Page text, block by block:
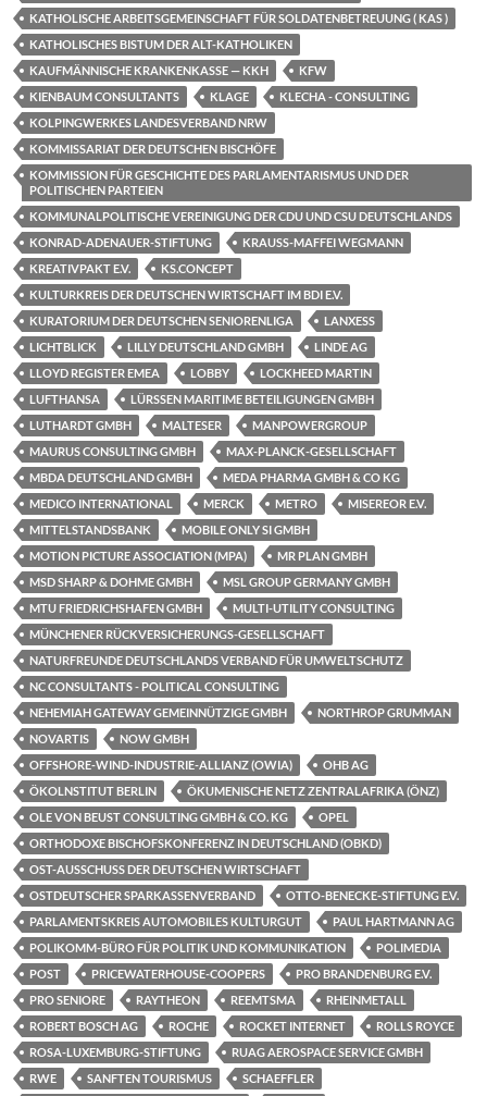
KATHOLISCHE ARBEITSGEMEINSCHAFT FÜR SOLDATENBETREUUNG ( KAS )
KATHOLISCHES BISTUM DER ALT-KATHOLIKEN
KAUFMÄNNISCHE KRANKENKASSE — KKH
KFW
KIENBAUM CONSULTANTS
KLAGE
KLECHA - CONSULTING
KOLPINGWERKES LANDESVERBAND NRW
KOMMISSARIAT DER DEUTSCHEN BISCHÖFE
KOMMISSION FÜR GESCHICHTE DES PARLAMENTARISMUS UND DER
POLITISCHEN PARTEIEN
KOMMUNALPOLITISCHE VEREINIGUNG DER CDU UND CSU DEUTSCHLANDS
KONRAD-ADENAUER-STIFTUNG
KRAUSS-MAFFEI WEGMANN
KREATIVPAKT E.V.
KS.CONCEPT
KULTURKREIS DER DEUTSCHEN WIRTSCHAFT IM BDI E.V.
KURATORIUM DER DEUTSCHEN SENIORENLIGA
LANXESS
LICHTBLICK
LILLY DEUTSCHLAND GMBH
LINDE AG
LLOYD REGISTER EMEA
LOBBY
LOCKHEED MARTIN
LUFTHANSA
LÜRSSEN MARITIME BETEILIGUNGEN GMBH
LUTHARDT GMBH
MALTESER
MANPOWERGROUP
MAURUS CONSULTING GMBH
MAX-PLANCK-GESELLSCHAFT
MBDA DEUTSCHLAND GMBH
MEDA PHARMA GMBH & CO KG
MEDICO INTERNATIONAL
MERCK METRO
MISEREOR E.V.
MITTELSTANDSBANK
MOBILE ONLY SI GMBH
MOTION PICTURE ASSOCIATION (MPA)
MR PLAN GMBH
MSD SHARP & DOHME GMBH
MSL GROUP GERMANY GMBH
MTU FRIEDRICHSHAFEN GMBH
MULTI-UTILITY CONSULTING
MÜNCHENER RÜCKVERSICHERUNGS-GESELLSCHAFT
NATURFREUNDE DEUTSCHLANDS VERBAND FÜR UMWELTSCHUTZ
NC CONSULTANTS - POLITICAL CONSULTING
NEHEMIAH GATEWAY GEMEINNÜTZIGE GMBH
NORTHROP GRUMMAN
NOVARTIS
NOW GMBH
OFFSHORE-WIND-INDUSTRIE-ALLIANZ (OWIA)
OHB AG
ÖKOLNSTITUT BERLIN
ÖKUMENISCHE NETZ ZENTRALAFRIKA (ÖNZ)
OLE VON BEUST CONSULTING GMBH & CO. KG
OPEL
ORTHODOXE BISCHOFSKONFERENZ IN DEUTSCHLAND (OBKD)
OST-AUSSCHUSS DER DEUTSCHEN WIRTSCHAFT
OSTDEUTSCHER SPARKASSENVERBAND
OTTO-BENECKE-STIFTUNG E.V.
PARLAMENTSKREIS AUTOMOBILES KULTURGUT
PAUL HARTMANN AG
POLIKOMM-BÜRO FÜR POLITIK UND KOMMUNIKATION
POLIMEDIA
POST
PRICEWATERHOUSE-COOPERS
PRO BRANDENBURG E.V.
PRO SENIORE
RAYTHEON REEMTSMA
RHEINMETALL
ROBERT BOSCH AG
ROCHE ROCKET INTERNET
ROLLS ROYCE
ROSA-LUXEMBURG-STIFTUNG
RUAG AEROSPACE SERVICE GMBH
RWE
SANFTEN TOURISMUS
SCHAEFFLER